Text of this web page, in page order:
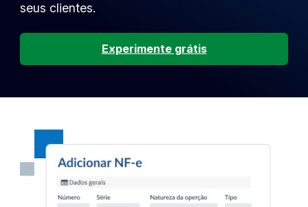
seus clientes.
Experimente grátis